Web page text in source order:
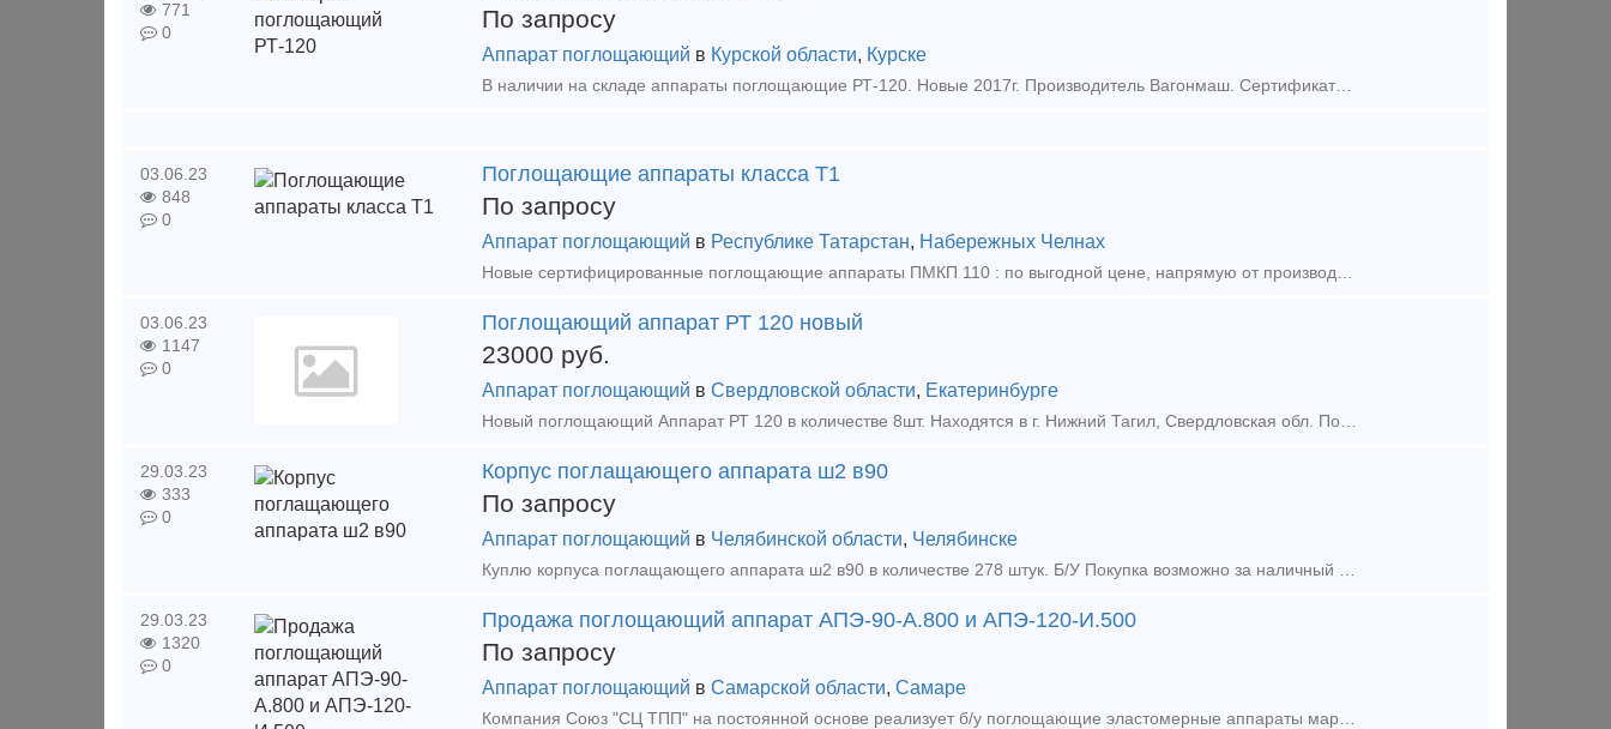
771
0
По запросу
Аппарат поглощающий в Курской области, Курске
В наличии на складе аппараты поглощающие РТ-120. Новые 2017г. Производитель Вагонмаш. Сертификаты качества от производителя в наличии. Склад в Курске. 32 шт. Рассмотрим приемлемые условия опла
03.06.23
848
0
Поглощающие аппараты класса Т1
По запросу
Аппарат поглощающий в Республике Татарстан, Набережных Челнах
Новые сертифицированные поглощающие аппараты ПМКП 110 : по выгодной цене, напрямую от производителя, любые объёмы (даже от 5 штук), упаковка на поддонах, с доставкой по РФ и СНГ.
03.06.23
1147
0
Поглощающий аппарат РТ 120 новый
23000 руб.
Аппарат поглощающий в Свердловской области, Екатеринбурге
Новый поглощающий Аппарат РТ 120 в количестве 8шт. Находятся в г. Нижний Тагил, Свердловская обл. По вопросам звоните по телефону. Торг уместен. Тип предложения: предлагаю продукцию, у
29.03.23
333
0
Корпус поглащающего аппарата ш2 в90
По запросу
Аппарат поглощающий в Челябинской области, Челябинске
Куплю корпуса поглащающего аппарата ш2 в90 в количестве 278 штук. Б/У Покупка возможно за наличный расчет. Также и без наличный расчет. 89227116336. Предоставьте фото количество и место
29.03.23
1320
0
Продажа поглощающий аппарат АПЭ-90-А.800 и АПЭ-120-И.500
По запросу
Аппарат поглощающий в Самарской области, Самаре
Компания Союз "СЦ ТПП" на постоянной основе реализует б/у поглощающие эластомерные аппараты марки АПЭ-90-А.800 и АПЭ-120-И.500, 73ZW класса Т2 и Т3 после капитального ремонта с гаран